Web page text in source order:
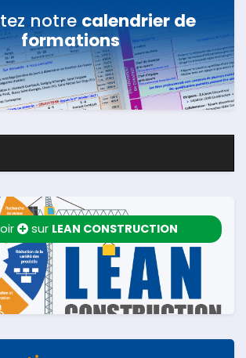
notre calendrier de
formations
sur LEAN CONSTRUCTION